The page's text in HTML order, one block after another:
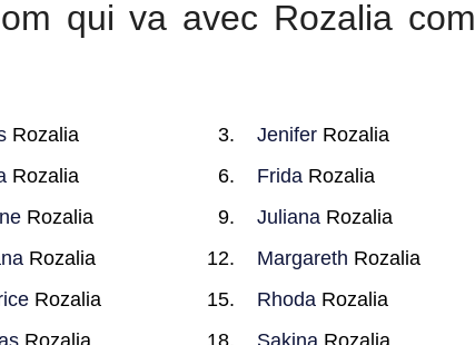
qui va avec Rozalia
Rozalia Jenifer Rozalia
Rozalia Frida Rozalia
Rozalia Juliana Rozalia
Rozalia Margareth Rozalia
Rozalia Rhoda Rozalia
Rozalia Sakina Rozalia